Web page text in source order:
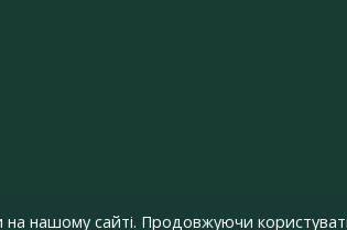
нашому сайті. Продовжуючи